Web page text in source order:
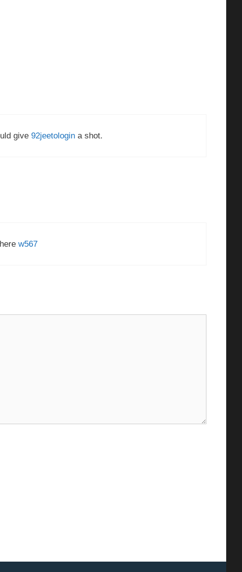
give 92jeetologin a shot.
w567